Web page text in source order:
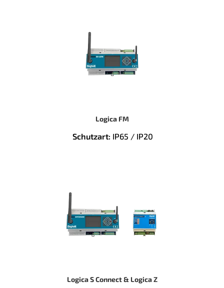
Schutzart: IP65 / IP20
Logica FM
Logica S Connect & Logica Z